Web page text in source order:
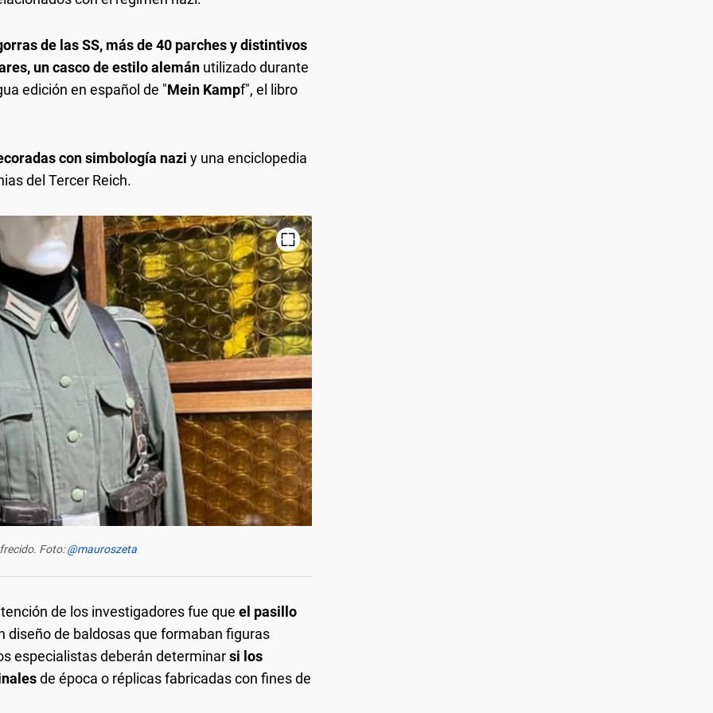
de las SS, más de 40 parches y distintivos
un casco de estilo alemán utilizado durante
edición en español de "Mein Kampf", el libro
con simbología nazi y una enciclopedia
del Tercer Reich.
Foto:@mauroszeta
de los investigadores fue que el pasillo
diseño de baldosas que formaban figuras
especialistas deberán determinarsi los
de época o réplicas fabricadas con fines de